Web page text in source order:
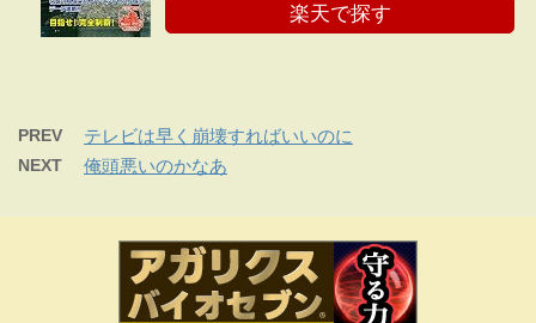
楽天で探す
PREV テレビは早く崩壊すればいいのに
NEXT 俺頭悪いのかなあ